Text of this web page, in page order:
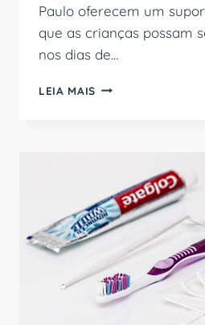
Paulo oferecem um
que as crianças possam
nos dias de…
LEIA MAIS 11
PAULO
E
PROXIMOS
DA
CAPITAL!